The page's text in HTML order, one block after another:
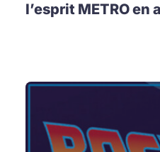
l’esprit METRO en